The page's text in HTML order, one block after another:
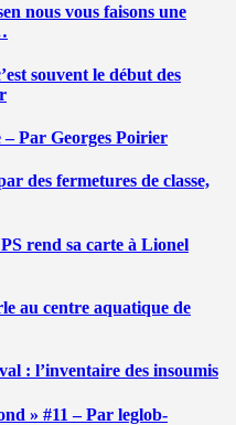
nous vous faisons une
souvent le début des
– Par Georges Poirier
des fermetures de classe,
rend sa carte à Lionel
au centre aquatique de
: l’inventaire des insoumis
» #11 – Par leglob-